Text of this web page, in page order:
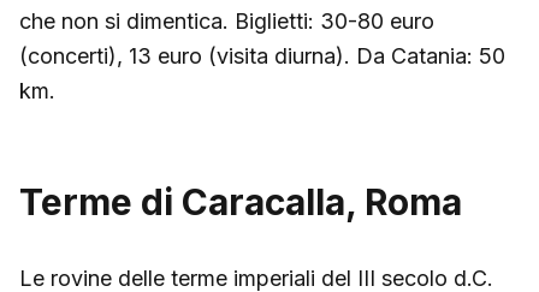
che non si dimentica. Biglietti: 30-80 euro
(concerti), 13 euro (visita diurna). Da Catania: 50
km.
Terme di Caracalla, Roma
Le rovine delle terme imperiali del III secolo d.C.